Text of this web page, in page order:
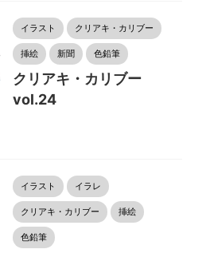
イラスト クリアキ・カリブー
挿絵 新聞 色鉛筆
クリアキ・カリブー
vol.24
イラスト イラレ
クリアキ・カリブー 挿絵
色鉛筆